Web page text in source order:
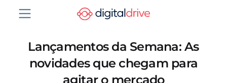
Lançamentos da Semana: As
novidades que chegam para
agitar o mercado